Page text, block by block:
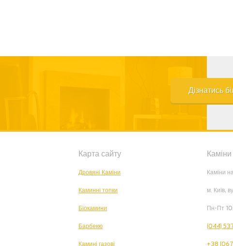
Дізнатись
Карта сайту
Дровяні Каміни
Каминні топки
Біокамини
Барбекю
Камині газові
Каміни
м. Київ,
Пн-Пт
(044)
+38